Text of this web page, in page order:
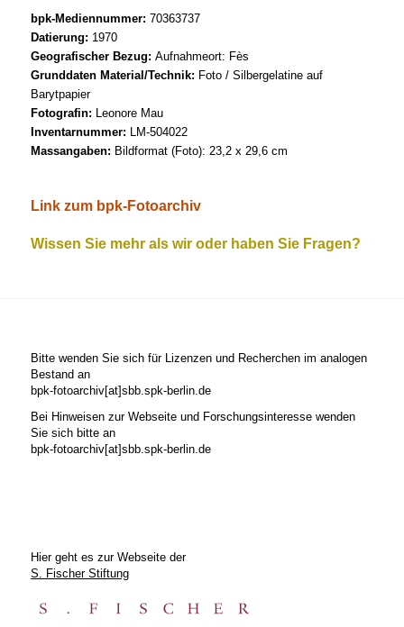
bpk-Mediennummer: 70363737
Datierung: 1970
Geografischer Bezug: Aufnahmeort: Fès
Grunddaten Material/Technik: Foto / Silbergelatine auf
Barytpapier
Fotografin:
Leonore Mau
Inventarnummer:
LM-504022
Massangaben: Bildformat (Foto): 23,2 x 29,6 cm
Link zum bpk-Fotoarchiv
Wissen Sie mehr als wir oder haben Sie Fragen?
Bitte wenden Sie sich für Lizenzen und Recherchen im analogen
Bestand an
bpk-fotoarchiv[at]sbb.spk-berlin.de
Bei Hinweisen zur Webseite und Forschungsinteresse wenden
Sie sich bitte an
bpk-fotoarchiv[at]sbb.spk-berlin.de
Hier geht es zur Webseite der
S. Fischer Stiftung